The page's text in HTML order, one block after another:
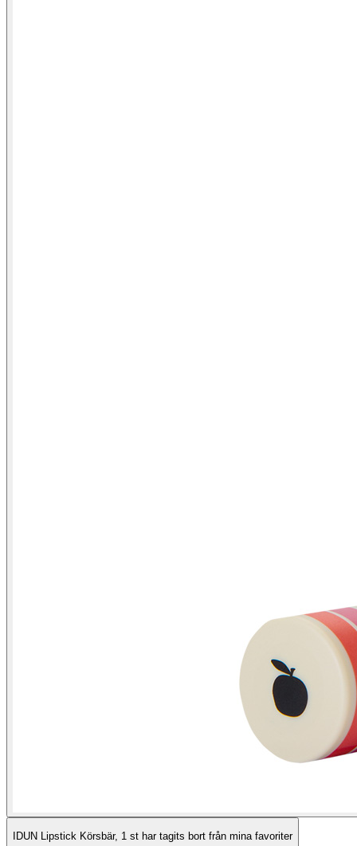
IDUN Lipstick Körsbär, 1 st har tagits bort från mina favoriter